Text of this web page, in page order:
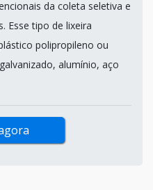
da coleta seletiva e
Esse tipo de lixeira
polipropileno ou
alumínio, aço